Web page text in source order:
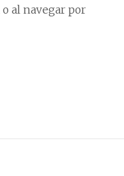
al navegar por